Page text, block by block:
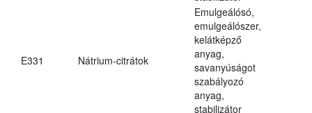
E331 Nátrium-citrátok
Emulgeálósó,
emulgeálószer,
kelátképző
anyag,
savanyúságot
szabályozó
anyag,
stabilizátor